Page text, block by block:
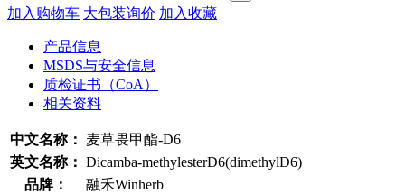
加入购物车 大包装询价 加入收藏
产品信息
MSDS与安全信息
质检证书（CoA）
相关资料
中文名称：
麦草畏甲酯-D6
英文名称： Dicamba-methylesterD6(dimethylD6)
品牌：
融禾Winherb